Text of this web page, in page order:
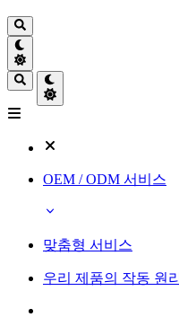
OEM / ODM 서비스
맞춤형 서비스
우리 제품의 작동 원리